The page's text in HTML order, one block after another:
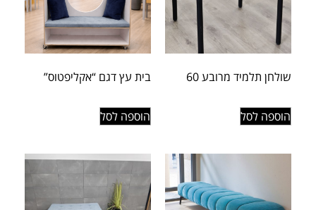
שולחן תלמיד מרובע 60
הוספה לסל
בית עץ דגם “אקליפטוס”
הוספה לסל